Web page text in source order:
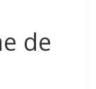
de